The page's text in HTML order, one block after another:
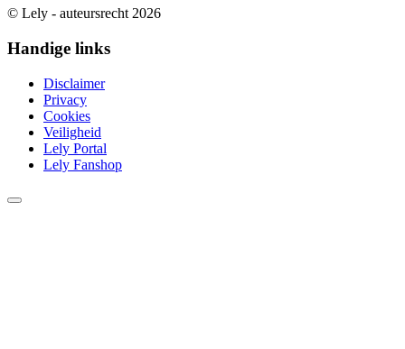
© Lely - auteursrecht 2026
Handige links
Disclaimer
Privacy
Cookies
Veiligheid
Lely Portal
Lely Fanshop